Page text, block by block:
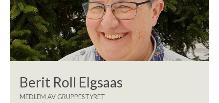
Berit Roll Elgsaas
MEDLEM AV GRUPPESTYRET